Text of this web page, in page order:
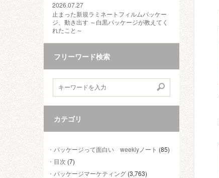
2026.07.27
止まった新規ラミネートフィルムパッケー
ジ、動き出す ～白黒パッケージが教えてく
れたこと～
フリーワード検索
カテゴリ
パッケージって面白い weeklyノート (85)
目次 (7)
パッケージマーケティング (3,763)